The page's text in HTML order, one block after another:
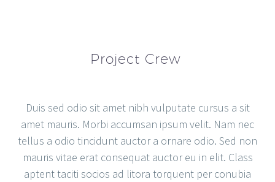
Project Crew
Duis sed odio sit amet nibh vulputate cursus a sit
amet mauris. Morbi accumsan ipsum velit. Nam nec
tellus a odio tincidunt auctor a ornare odio. Sed non
mauris vitae erat consequat auctor eu in elit. Class
aptent taciti socios ad litora torquent per conubia